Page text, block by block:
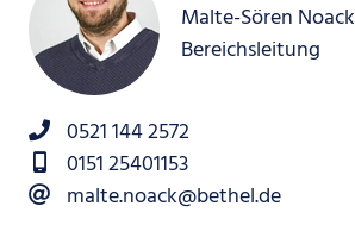
Malte-Sören Noack
Bereichsleitung
0521 144 2572
0151 25401153
malte.noack@bethel.de